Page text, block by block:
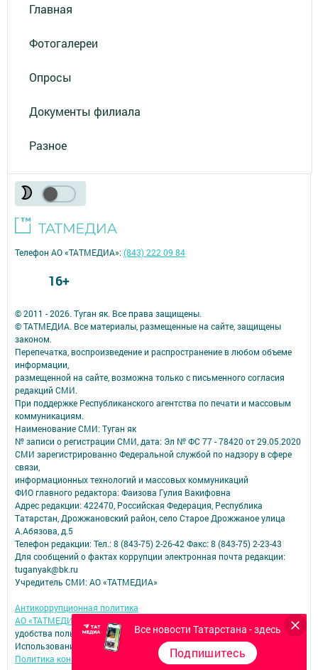
Главная
Фотогалереи
Опросы
Документы филиала
Разное
Все новости Татарстана - здесь
Подпишитесь
© 2011 - 2026. Туган як. Все права защищены.
© ТАТМЕДИА. Все материалы, размещенные на сайте, защищены
законом.
Перепечатка, воспроизведение и распространение в любом объеме
информации,
размещенной на сайте, возможна только с письменного согласия
редакций СМИ.
При поддержке Республиканского агентства по печати и массовым
коммуникациям.
Наименование СМИ: Туган як
№ записи о регистрации СМИ, дата: Эл № ФС 77 - 78420 от 29.05.2020
СМИ зарегистрированно Федеральной службой по надзору в сфере
связи,
информационных технологий и массовых коммуникаций
ФИО главного редактора: Фаизова Гулия Вакифовна
Адрес редакции: 422470, Российская Федерация, Республика
Татарстан, Дрожжановский район, село Старое Дрожжаное улица
А.Абязова, д.5
Телефон редакции: Тел.: 8 (843-75) 2-26-42 Факс: 8 (843-75) 2-23-43
Для сообщений о фактах коррупции электронная почта редакции:
tuganyak@bk.ru
Учредитель СМИ: АО «ТАТМЕДИА»
Антикоррупционная политика
АО «ТАТМЕДИА» использует «cookie»
для персонализации сервисов и
удобства пользователей сайтом.
Использование «cookie» можно отменить в настройках браузера.
Политика конфиденциальности
Телефон АО «ТАТМЕДИА»:(843) 222 09 84
16+